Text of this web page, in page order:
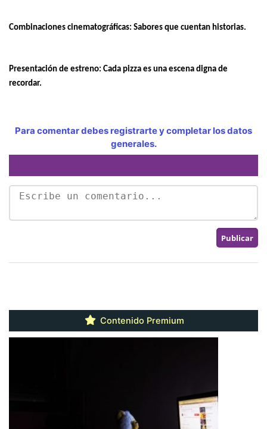
Combinaciones cinematográficas: Sabores que cuentan historias.
Presentación de estreno: Cada pizza es una escena digna de
recordar.
Para comentar debes registrarte y completar los datos
generales.
Contenido Premium